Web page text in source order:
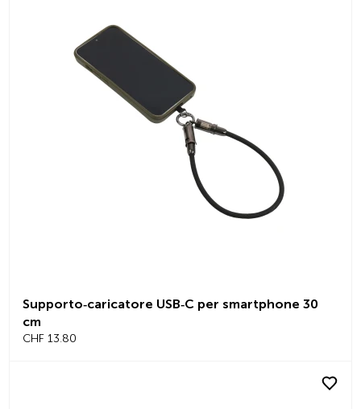
Supporto‑caricatore USB‑C per smartphone 30
cm
CHF 13.80